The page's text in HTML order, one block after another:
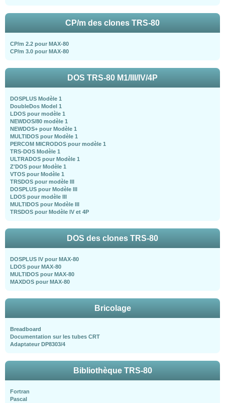
CP/m des clones TRS-80
CP/m 2.2 pour MAX-80
CP/m 3.0 pour MAX-80
DOS TRS-80 M1/III/IV/4P
DOSPLUS Modèle 1
DoubleDos Model 1
LDOS pour modèle 1
NEWDOS/80 modèle 1
NEWDOS+ pour Modèle 1
MULTIDOS pour Modèle 1
PERCOM MICRODOS pour modèle 1
TRS-DOS Modèle 1
ULTRADOS pour Modèle 1
Z'DOS pour Modèle 1
VTOS pour Modèle 1
TRSDOS pour modèle III
DOSPLUS pour Modèle III
LDOS pour modèle III
MULTIDOS pour Modèle III
TRSDOS pour Modèle IV et 4P
DOS des clones TRS-80
DOSPLUS IV pour MAX-80
LDOS pour MAX-80
MULTIDOS pour MAX-80
MAXDOS pour MAX-80
Bricolage
Breadboard
Documentation sur les tubes CRT
Adaptateur DP8303/4
Bibliothèque TRS-80
Fortran
Pascal